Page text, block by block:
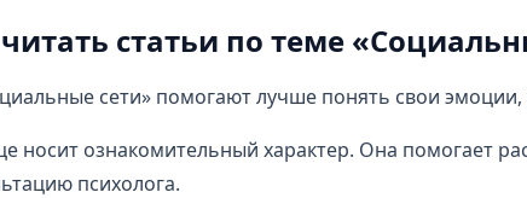
статьи по теме
сети» помогают лучше понять свои эмоции,
носит ознакомительный характер. Она помогает
психолога.